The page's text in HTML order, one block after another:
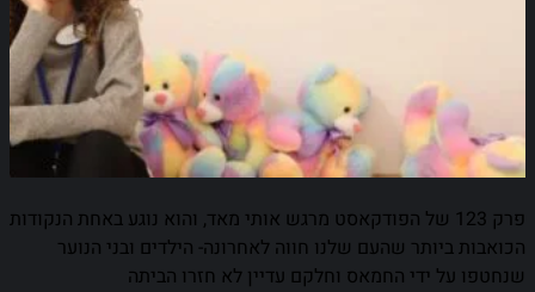
פרק 123 של הפודקאסט מרגש אותי מאד, והוא נוגע באחת הנקודות
הכואבות ביותר שהעם שלנו חווה לאחרונה- הילדים ובני הנוער
שנחטפו על ידי החמאס וחלקם עדיין לא חזרו הביתה